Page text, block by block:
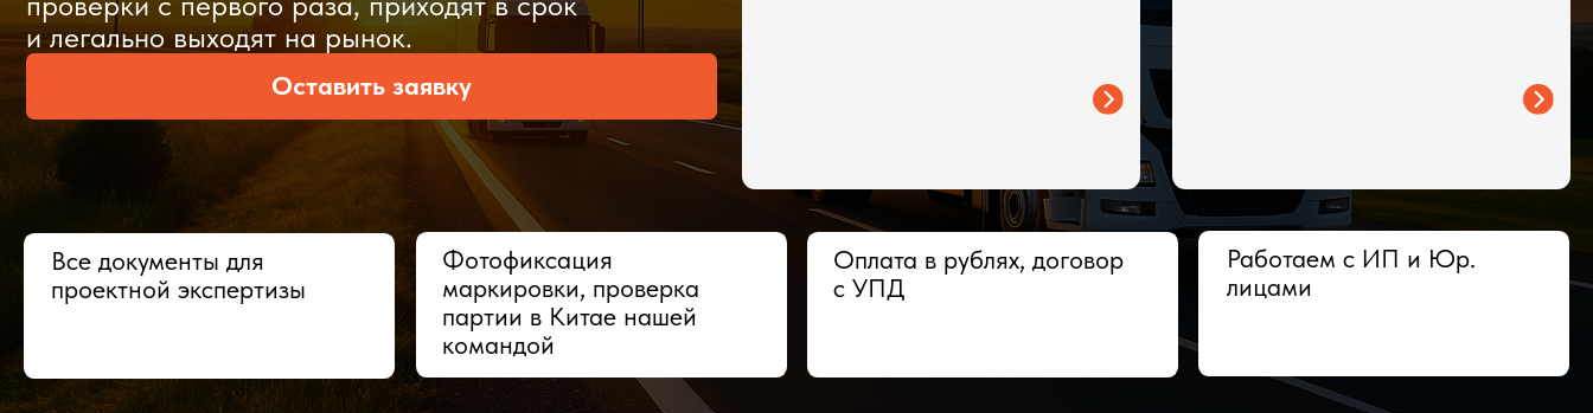
Полная гарантия безопасности вашего груза
Оставить заявку
Связаться
Все документы для
проектной экспертизы
Фотофиксация
маркировки, проверка
партии в Китае нашей
командой
Оплата в рублях, договор
Работаем с ИП и Юр.
лицами